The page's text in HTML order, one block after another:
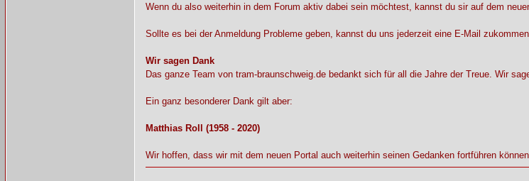
Wenn du also weiterhin in dem Forum aktiv dabei sein möchtest, kannst du sir auf dem
Sollte es bei der Anmeldung Probleme geben, kannst du uns jederzeit eine E-Mail
Wir sagen Dank
Das ganze Team von tram-braunschweig.de bedankt sich für all die Jahre der Treue. Wir
Ein ganz besonderer Dank gilt aber:
Matthias Roll (1958 - 2020)
Wir hoffen, dass wir mit dem neuen Portal auch weiterhin seinen Gedanken fortführen